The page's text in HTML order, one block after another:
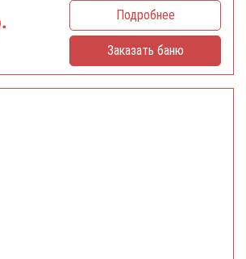
Подробнее
Заказать баню